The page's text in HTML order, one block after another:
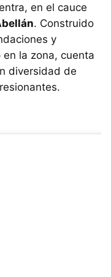
en el cauce
. Construido
y
la zona, cuenta
diversidad de